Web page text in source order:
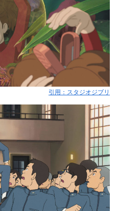
引用：スタジオジブリ